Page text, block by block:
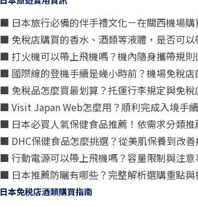
■ 日本旅行必備的伴手禮文化－在關西機場
■ 免稅店購買的香水、酒類等液體，是否可以
■ 打火機可以帶上飛機嗎？機內隨身攜帶規則
■ 國際線的登機手續是幾小時前？機場免稅
■ 免稅品怎麼買最划算？托運行李規定與免稅
■ Visit Japan Web怎麼用？順利完成入境手
■ 日本必買人氣保健食品推薦！依需求分類
■ DHC保健食品怎麼挑選？從美肌保養到改
■ 行動電源可以帶上飛機嗎？容量限制與注
■ 日本推薦防曬有哪些？完整解析選購重點與
日本免税店酒類購買指南